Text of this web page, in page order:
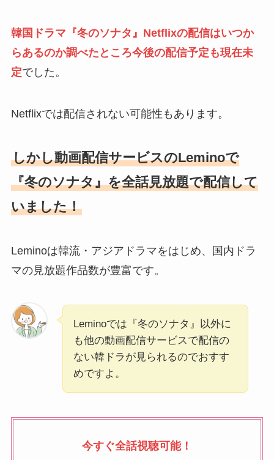
韓国ドラマ『冬のソナタ』Netflixの配信はいつか
らあるのか調べたところ今後の配信予定も現在未
定でした。
Netflixでは配信されない可能性もあります。
しかし動画配信サービスのLeminoで
『冬のソナタ』を全話見放題で配信して
いました！
Leminoは韓流・アジアドラマをはじめ、国内ドラ
マの見放題作品数が豊富です。
Leminoでは『冬のソナタ』以外に
も他の動画配信サービスで配信の
ない韓ドラが見られるのでおすす
めですよ。
今すぐ全話視聴可能！